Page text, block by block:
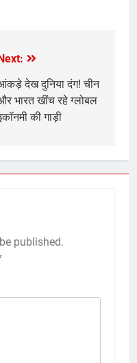
देख दुनिया दंग! चीन
भारत खींच रहे ग्लोबल
की गाड़ी
published.